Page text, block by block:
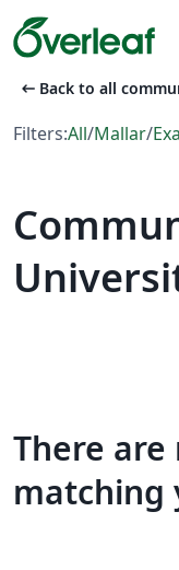
arrow_left_alt Back to all
Filters:All/Mallar/
There
matching